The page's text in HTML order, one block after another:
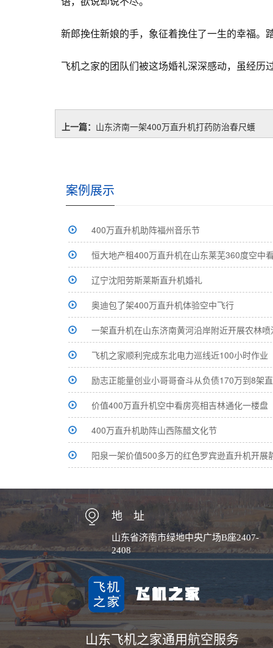
新郎挽住新娘的手，象征着挽住了一生的幸福。
飞机之家的团队们被这场婚礼深深感动，虽经历
上一篇： 山东济南一架400万直升机打药防治春尺蠖
案例展示
400万直升机助阵福州音乐节
恒大地产租400万直升机在山东莱芜360度空中
辽宁沈阳劳斯莱斯直升机婚礼
奥迪包了架400万直升机体验空中飞行
一架直升机在山东济南黄河沿岸附近开展农林喷
飞机之家顺利完成东北电力巡线近100小时作业
励志正能量创业小哥哥奋斗从负债170万到8架
价值400万直升机空中看房亮相吉林通化一楼盘
400万直升机助阵山西陈醋文化节
阳泉一架价值500多万的红色罗宾逊直升机开展
地 址
山东省济南市绿地中央广场B座2407-
2408
山东飞机之家通用航空服务